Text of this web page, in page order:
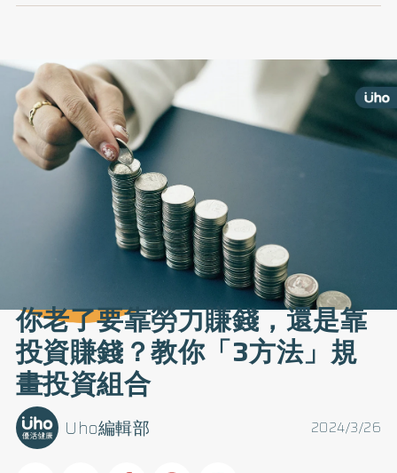
你老了要靠勞力賺錢，還是靠
投資賺錢？教你「3方法」規
畫投資組合
2024/3/26
Uho編輯部